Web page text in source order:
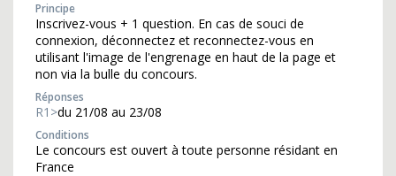
Principe
Inscrivez-vous + 1 question. En cas de souci de
connexion, déconnectez et reconnectez-vous en
utilisant l'image de l'engrenage en haut de la page et
non via la bulle du concours.
Réponses
R1>du 21/08 au 23/08
Conditions
Le concours est ouvert à toute personne résidant en
France